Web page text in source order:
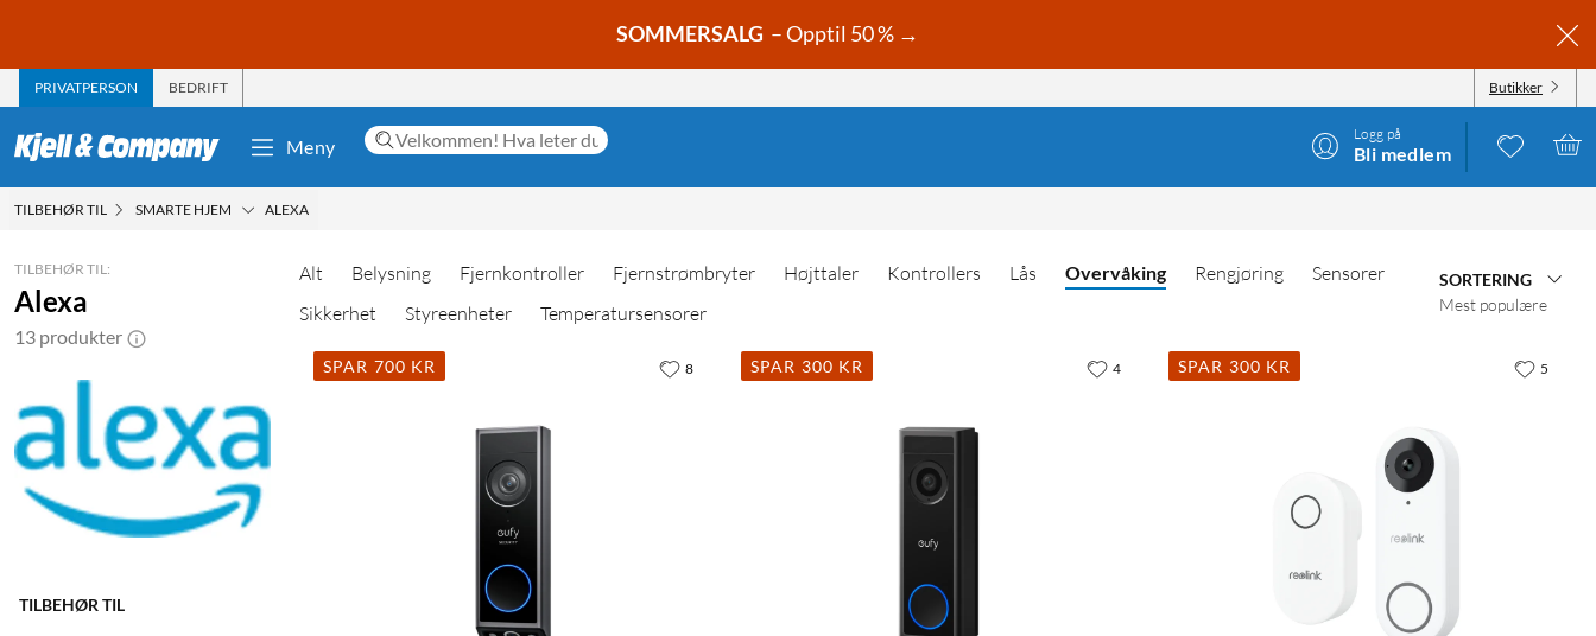
SOMMERSALG – Opptil 50 % →
PRIVATPERSON BEDRIFT Butikker
Meny
Logg på
Bli medlem
TILBEHØR TIL SMARTE HJEM ALEXA
TILBEHØR TIL:
Alexa
13 produkter
TILBEHØR TIL
Alt Belysning Fjernkontroller Fjernstrømbryter Højttaler Kontrollers Lås Overvåking Rengjøring
Sensorer
Sikkerhet
Styreenheter Temperatursensorer
SORTERING
Mest populære
SPAR 700 KR 8 SPAR 300 KR 4 SPAR 300 KR 5